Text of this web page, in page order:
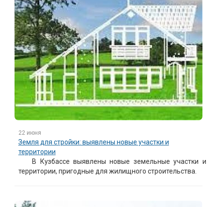
22 июня
Земля для стройки: выявлены новые участки и
территории
В Кузбассе выявлены новые земельные участки и
территории, пригодные для жилищного строительства.